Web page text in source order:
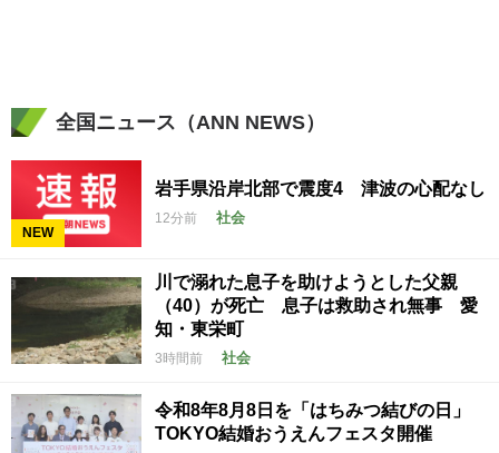
全国ニュース（ANN NEWS）
NEW
岩手県沿岸北部で震度4 津波の心配なし
12分前 社会
川で溺れた息子を助けようとした父親
（40）が死亡 息子は救助され無事 愛
知・東栄町
3時間前 社会
令和8年8月8日を「はちみつ結びの日」
TOKYO結婚おうえんフェスタ開催